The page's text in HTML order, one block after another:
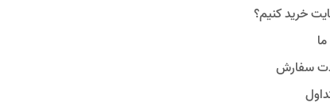
خرید کنیم؟
سفارش